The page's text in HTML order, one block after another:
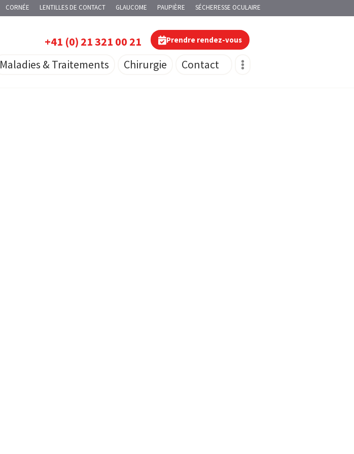
CORNÉE LENTILLES DE CONTACT GLAUCOME PAUPIÈRE SÉCHERESSE OCULAIRE
+41 (0) 21 321 00 21 Prendre rendez-vous
Maladies & Traitements Chirurgie Contact